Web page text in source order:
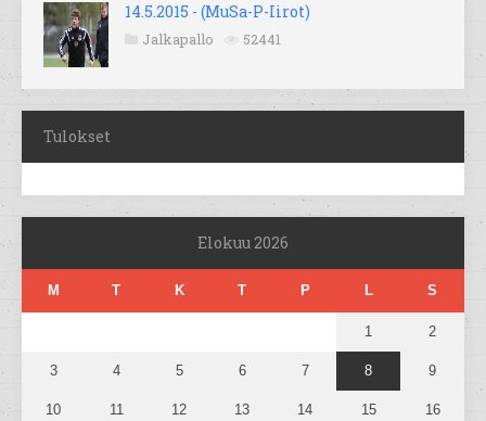
14.5.2015 - (MuSa-P-Iirot)
Jalkapallo 52441
Tulokset
Elokuu 2026
M T K T P L S
1 2
3 4 5 6 7 8 9
10 11 12 13 14 15 16